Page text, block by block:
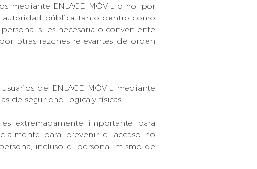
mediante ENLACE MÓVIL o no, por
pública, tanto dentro como
si es necesaria o conveniente
otras razones relevantes de orden
de ENLACE MÓVIL mediante
de seguridad lógica y físicas.
extremadamente importante para
para prevenir el acceso no
incluso el personal mismo de